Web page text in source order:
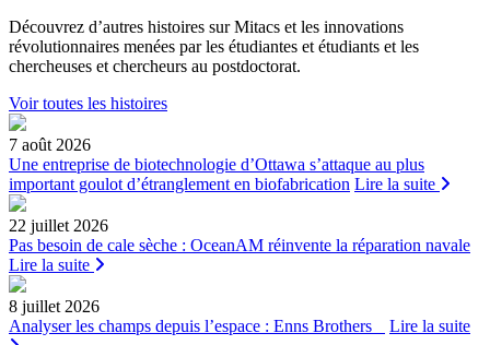
Découvrez d’autres histoires sur Mitacs et les innovations
révolutionnaires menées par les étudiantes et étudiants et les
chercheuses et chercheurs au postdoctorat.
Voir toutes les histoires
7 août 2026
Une entreprise de biotechnologie d’Ottawa s’attaque au plus
important goulot d’étranglement en biofabrication Lire la suite
22 juillet 2026
Pas besoin de cale sèche : OceanAM réinvente la réparation navale
Lire la suite
8 juillet 2026
Analyser les champs depuis l’espace : Enns Brothers
Lire la suite